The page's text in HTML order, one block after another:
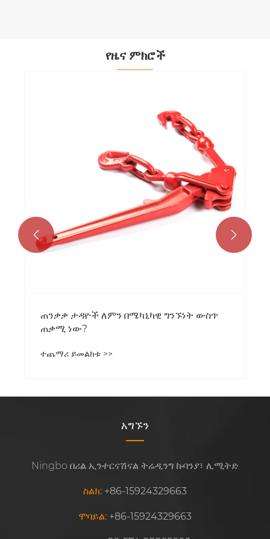
የዜና ምክሮች
ጠንቃቃ ታዳዮች ለምን በሜካኒካዊ ግንኙነት ውስጥ
ጠቃሚ ነው?
ተጨማሪ ይመልከቱ >>
 
አግኙን
Ningbo በሪል ኢንተርናሽናል ትሬዲንግ ኩባንያ፣ ሊሚትድ
ስልክ: +86-15924329663
ሞባይል: +86-15924329663